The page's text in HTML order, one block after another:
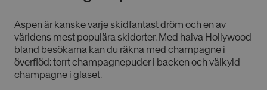
Aspen är kanske varje skidfantast dröm och en av
världens mest populära skidorter. Med halva Hollywood
bland besökarna kan du räkna med champagne i
överflöd: torrt champagnepuder i backen och välkyld
champagne i glaset.